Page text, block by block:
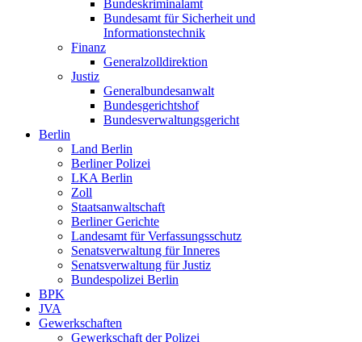
Bundeskriminalamt
Bundesamt für Sicherheit und
Informationstechnik
Finanz
Generalzolldirektion
Justiz
Generalbundesanwalt
Bundesgerichtshof
Bundesverwaltungsgericht
Berlin
Land Berlin
Berliner Polizei
LKA Berlin
Zoll
Staatsanwaltschaft
Berliner Gerichte
Landesamt für Verfassungsschutz
Senatsverwaltung für Inneres
Senatsverwaltung für Justiz
Bundespolizei Berlin
BPK
JVA
Gewerkschaften
Gewerkschaft der Polizei